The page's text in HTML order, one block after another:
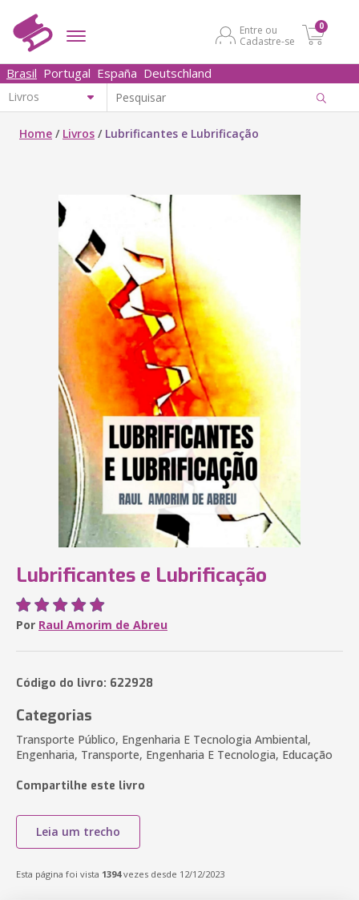
Entre ou
Cadastre-se
0
Brasil Portugal España Deutschland
Home / Livros / Lubrificantes e Lubrificação
Lubrificantes e Lubrificação
Por Raul Amorim de Abreu
Código do livro: 622928
Categorias
Transporte Público, Engenharia E Tecnologia Ambiental,
Engenharia, Transporte, Engenharia E Tecnologia, Educação
Compartilhe este livro
Leia um trecho
Esta página foi vista 1394vezes desde 12/12/2023